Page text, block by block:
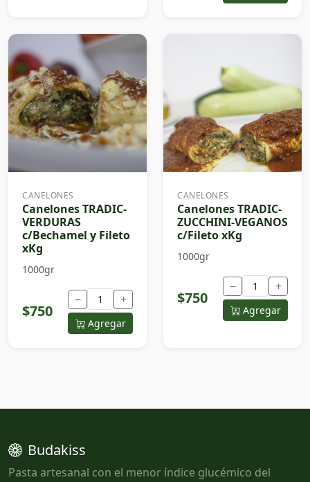
CANELONES
Canelones TRADIC-
VERDURAS
c/Bechamel y Fileto
xKg
1000gr
$750
− +
Agregar
CANELONES
Canelones TRADIC-
ZUCCHINI-VEGANOS
c/Fileto xKg
1000gr
$750
− +
Agregar
Budakiss
Pasta artesanal con el menor índice glucémico del